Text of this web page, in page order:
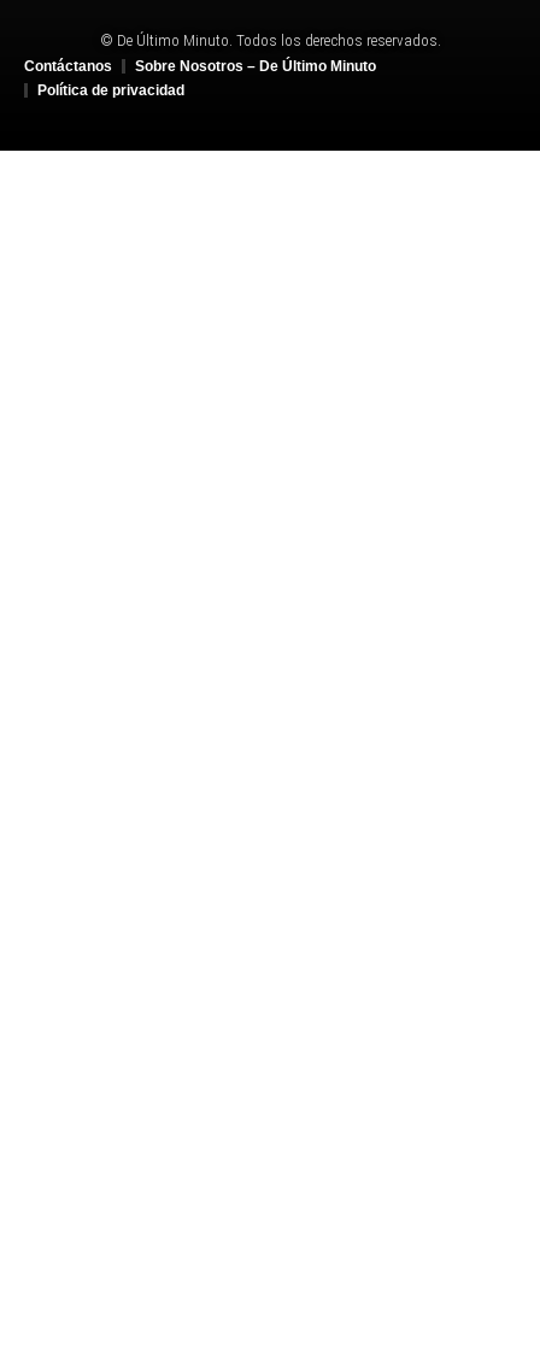
© De Último Minuto. Todos los derechos reservados.
Contáctanos
Sobre Nosotros – De Último Minuto
Política de privacidad